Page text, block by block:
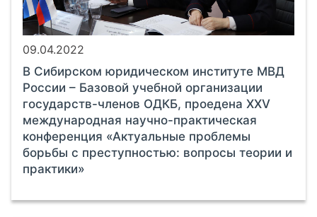
09.04.2022
В Сибирском юридическом институте МВД
России – Базовой учебной организации
государств-членов ОДКБ, проедена XXV
международная научно-практическая
конференция «Актуальные проблемы
борьбы с преступностью: вопросы теории и
практики»